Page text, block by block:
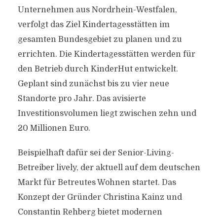
Unternehmen aus Nordrhein-Westfalen,
verfolgt das Ziel Kindertagesstätten im
gesamten Bundesgebiet zu planen und zu
errichten. Die Kindertagesstätten werden für
den Betrieb durch KinderHut entwickelt.
Geplant sind zunächst bis zu vier neue
Standorte pro Jahr. Das avisierte
Investitionsvolumen liegt zwischen zehn und
20 Millionen Euro.
Beispielhaft dafür sei der Senior-Living-
Betreiber lively, der aktuell auf dem deutschen
Markt für Betreutes Wohnen startet. Das
Konzept der Gründer Christina Kainz und
Constantin Rehberg bietet modernen